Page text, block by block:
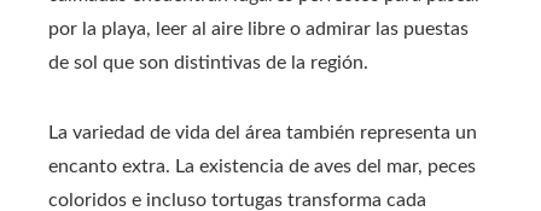
por la playa, leer al aire libre o admirar las puestas
de sol que son distintivas de la región.
La variedad de vida del área también representa un
encanto extra. La existencia de aves del mar, peces
coloridos e incluso tortugas transforma cada